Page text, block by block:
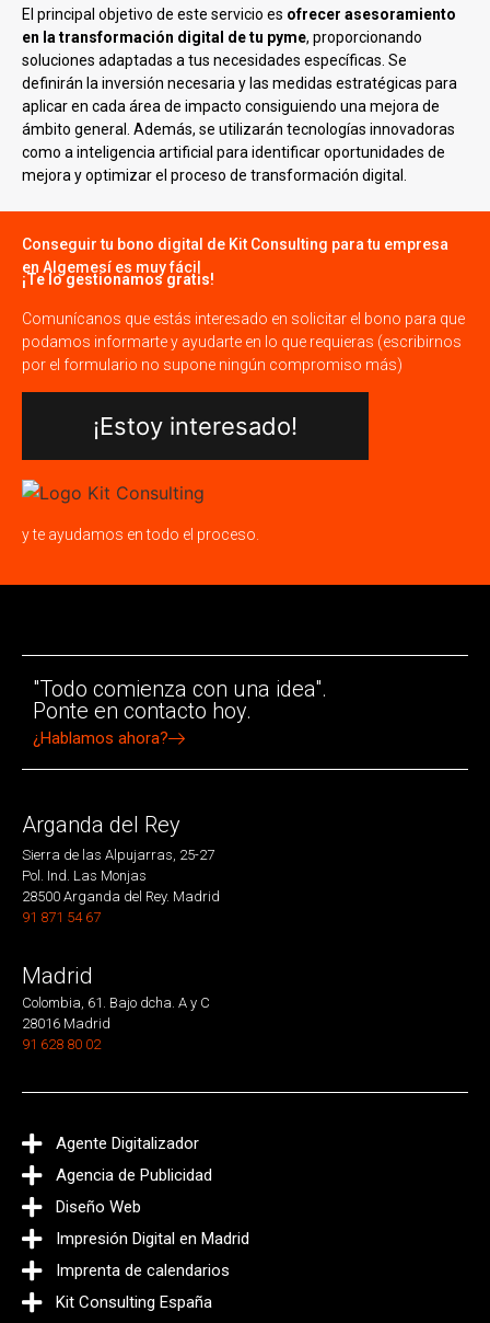
El principal objetivo de este servicio es ofrecer asesoramiento
en la transformación digital de tu pyme, proporcionando
soluciones adaptadas a tus necesidades específicas. Se
definirán la inversión necesaria y las medidas estratégicas para
aplicar en cada área de impacto consiguiendo una mejora de
ámbito general. Además, se utilizarán tecnologías innovadoras
como a inteligencia artificial para identificar oportunidades de
mejora y optimizar el proceso de transformación digital.
Conseguir tu bono digital de Kit Consulting para tu empresa
en Algemesí es muy fácil
¡Te lo gestionamos gratis!
Comunícanos que estás interesado en solicitar el bono para que
podamos informarte y ayudarte en lo que requieras (escribirnos
por el formulario no supone ningún compromiso más)
¡Estoy interesado!
y te ayudamos en todo el proceso.
"Todo comienza con una idea".
Ponte en contacto hoy.
¿Hablamos ahora?
Arganda del Rey
Sierra de las Alpujarras, 25-27
Pol. Ind. Las Monjas
28500 Arganda del Rey. Madrid
91 871 54 67
Madrid
Colombia, 61. Bajo dcha. A y C
28016 Madrid
91 628 80 02
Agente Digitalizador
Agencia de Publicidad
Diseño Web
Impresión Digital en Madrid
Imprenta de calendarios
Kit Consulting España